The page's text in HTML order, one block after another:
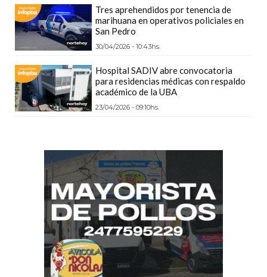
LOS
MEJORES
PRECIOS
SUPLEMENTOS
DEPORTIVOS
EN
DEPORTIVOS
PERGAMINO:
PRECIOS
Tres aprehendidos por tenencia de
marihuana en operativos policiales en
San Pedro
30/04/2026 - 10:43hs.
Hospital SADIV abre convocatoria
para residencias médicas con respaldo
académico de la UBA
23/04/2026 - 09:10hs.